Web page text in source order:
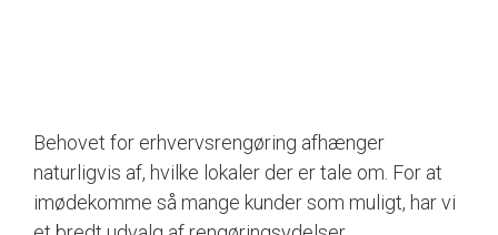
Behovet for erhvervsrengøring afhænger
naturligvis af, hvilke lokaler der er tale om. For at
imødekomme så mange kunder som muligt, har vi